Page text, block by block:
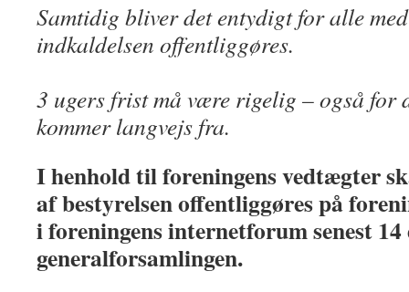
Samtidig bliver det entydigt for alle
indkaldelsen offentliggøres.
3 ugers frist må være rigelig – også for
kommer langvejs fra.
I henhold til foreningens vedtægter
af bestyrelsen offentliggøres på
i foreningens internetforum senest 14
generalforsamlingen.